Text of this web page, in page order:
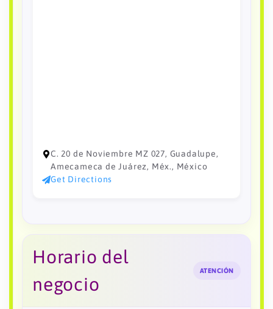
C. 20 de Noviembre MZ 027, Guadalupe,
Amecameca de Juárez, Méx., México
Get Directions
Horario del
negocio
ATENCIÓN